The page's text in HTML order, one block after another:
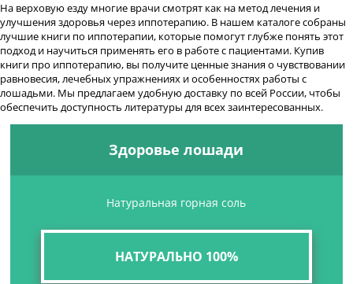
На верховую езду многие врачи смотрят как на метод лечения и
улучшения здоровья через иппотерапию. В нашем каталоге собраны
лучшие книги по иппотерапии, которые помогут глубже понять этот
подход и научиться применять его в работе с пациентами. Купив
книги про иппотерапию, вы получите ценные знания о чувствовании
равновесия, лечебных упражнениях и особенностях работы с
лошадьми. Мы предлагаем удобную доставку по всей России, чтобы
обеспечить доступность литературы для всех заинтересованных.
Здоровье лошади
Натуральная горная соль
НАТУРАЛЬНО 100%